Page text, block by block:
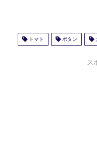
トマト ボタン
ス